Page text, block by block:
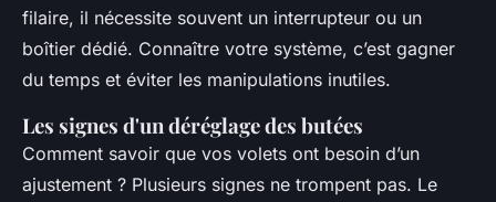
filaire, il nécessite souvent un interrupteur ou un
boîtier dédié. Connaître votre système, c’est gagner
du temps et éviter les manipulations inutiles.
Les signes d'un déréglage des butées
Comment savoir que vos volets ont besoin d’un
ajustement ? Plusieurs signes ne trompent pas. Le